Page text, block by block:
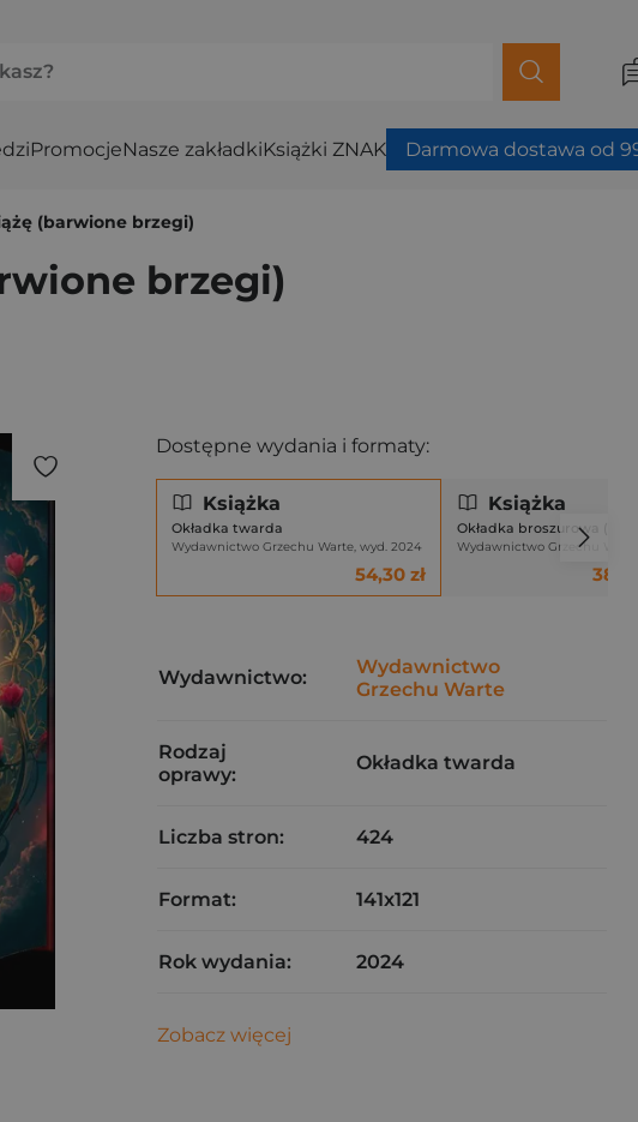
PromocjeNasze zakładkiKsiążki ZNAK Darmowa dostawa od
(barwione brzegi)
brzegi)
Dostępne wydania i formaty:
Książka
Okładka twarda
Wydawnictwo Grzechu Warte, wyd. 2024
54,30 zł
Książka
Okładka broszurowa
Wydawnictwo Grzechu
38,49
Wydawnictwo:
Wydawnictwo
Grzechu Warte
Rodzaj
oprawy:
Okładka twarda
Liczba stron: 424
Format: 141x121
Rok wydania: 2024
Zobacz więcej